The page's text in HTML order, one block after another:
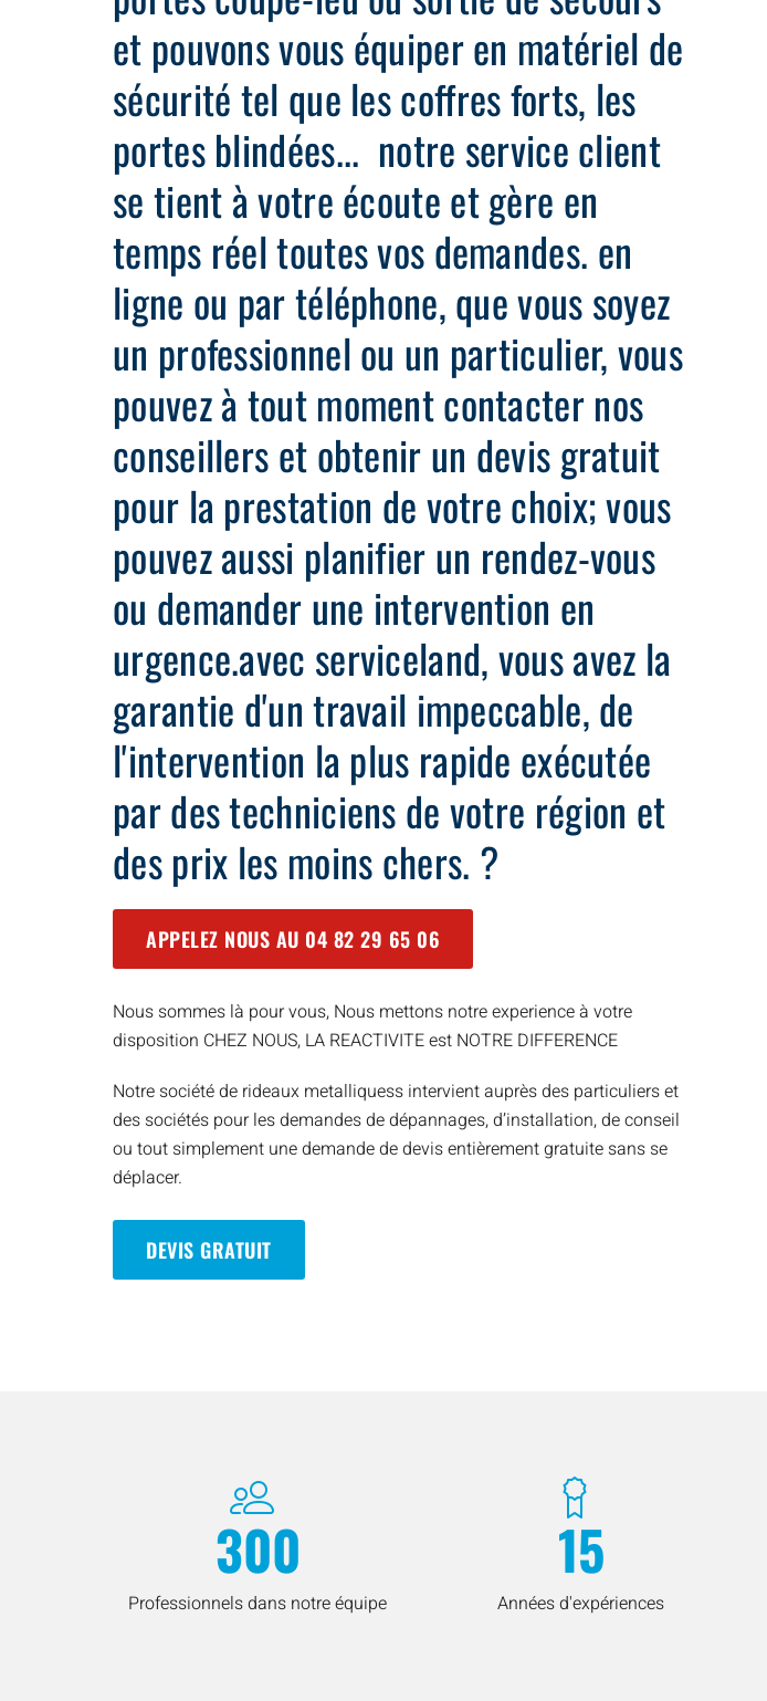
et pouvons vous équiper en matériel de
sécurité tel que les coffres forts, les
portes blindées... notre service client
se tient à votre écoute et gère en
temps réel toutes vos demandes. en
ligne ou par téléphone, que vous soyez
un professionnel ou un particulier, vous
pouvez à tout moment contacter nos
conseillers et obtenir un devis gratuit
pour la prestation de votre choix; vous
pouvez aussi planifier un rendez-vous
ou demander une intervention en
urgence.avec serviceland, vous avez la
garantie d'un travail impeccable, de
l'intervention la plus rapide exécutée
par des techniciens de votre région et
des prix les moins chers. ?
APPELEZ NOUS AU 04 82 29 65 06
Nous sommes là pour vous, Nous mettons notre experience à votre
disposition CHEZ NOUS, LA REACTIVITE est NOTRE DIFFERENCE
Notre société de rideaux metalliquess intervient auprès des particuliers et
des sociétés pour les demandes de dépannages, d’installation, de conseil
ou tout simplement une demande de devis entièrement gratuite sans se
déplacer.
DEVIS GRATUIT
300
Professionnels dans notre équipe
15
Années d'expériences